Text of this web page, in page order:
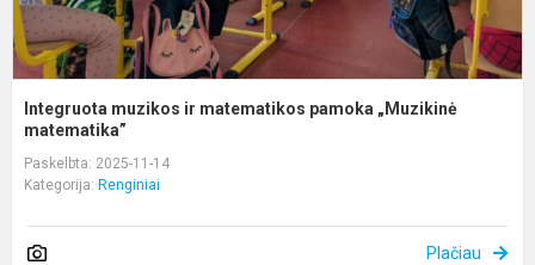
Integruota muzikos ir matematikos pamoka „Muzikinė
matematika”
Paskelbta: 2025-11-14
Kategorija: Renginiai
Plačiau